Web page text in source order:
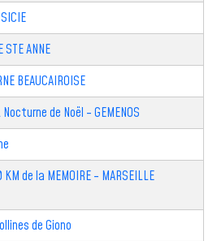
STE ANNE
BEAUCAIROISE
Nocturne de Noël - GEMENOS
de la MEMOIRE - MARSEILLE
de Giono